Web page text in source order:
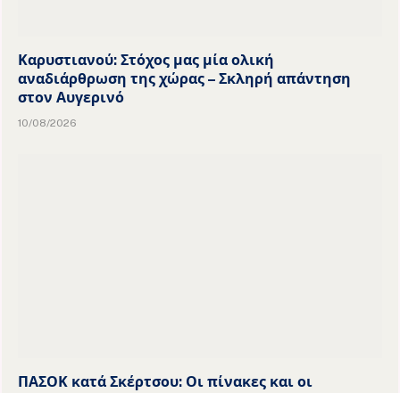
Καρυστιανού: Στόχος μας μία ολική
αναδιάρθρωση της χώρας – Σκληρή απάντηση
στον Αυγερινό
10/08/2026
ΠΑΣΟΚ κατά Σκέρτσου: Οι πίνακες και οι